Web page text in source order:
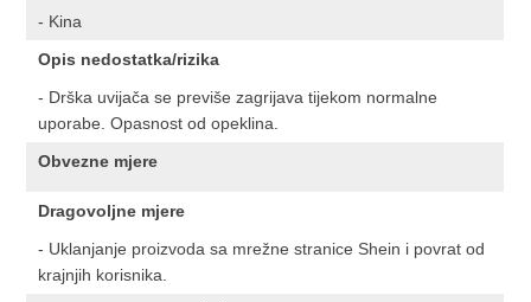
- Kina
Opis nedostatka/rizika
- Drška uvijača se previše zagrijava tijekom normalne
uporabe. Opasnost od opeklina.
Obvezne mjere
Dragovoljne mjere
- Uklanjanje proizvoda sa mrežne stranice Shein i povrat od
krajnjih korisnika.